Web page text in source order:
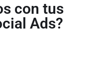
con tus
Ads?